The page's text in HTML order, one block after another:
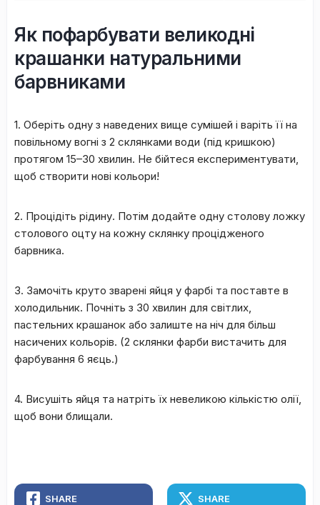
Як пофарбувати великодні
крашанки натуральними
барвниками
1. Оберіть одну з наведених вище сумішей і варіть її на
повільному вогні з 2 склянками води (під кришкою)
протягом 15–30 хвилин. Не бійтеся експериментувати,
щоб створити нові кольори!
2. Процідіть рідину. Потім додайте одну столову ложку
столового оцту на кожну склянку процідженого
барвника.
3. Замочіть круто зварені яйця у фарбі та поставте в
холодильник. Почніть з 30 хвилин для світлих,
пастельних крашанок або залиште на ніч для більш
насичених кольорів. (2 склянки фарби вистачить для
фарбування 6 яєць.)
4. Висушіть яйця та натріть їх невеликою кількістю олії,
щоб вони блищали.
SHARE SHARE